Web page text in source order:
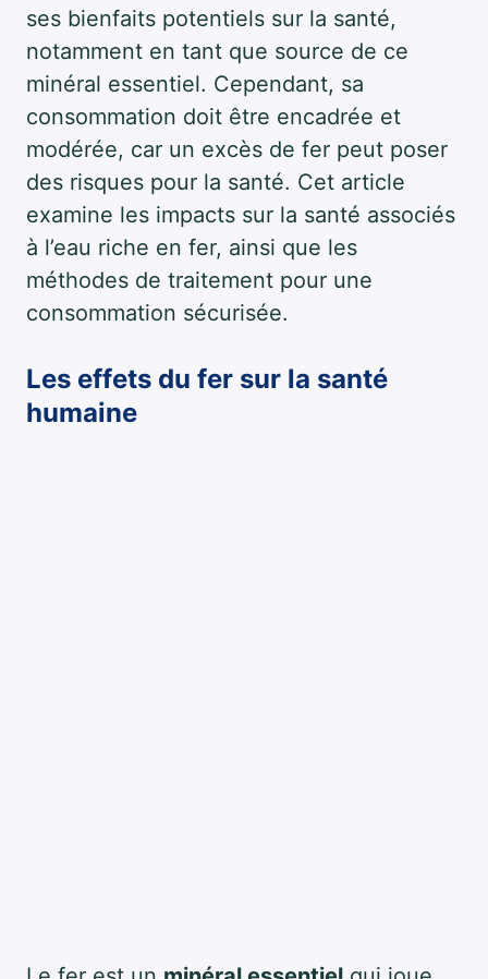
ses bienfaits potentiels sur la santé,
notamment en tant que source de ce
minéral essentiel. Cependant, sa
consommation doit être encadrée et
modérée, car un excès de fer peut poser
des risques pour la santé. Cet article
examine les impacts sur la santé associés
à l’eau riche en fer, ainsi que les
méthodes de traitement pour une
consommation sécurisée.
Les effets du fer sur la santé
humaine